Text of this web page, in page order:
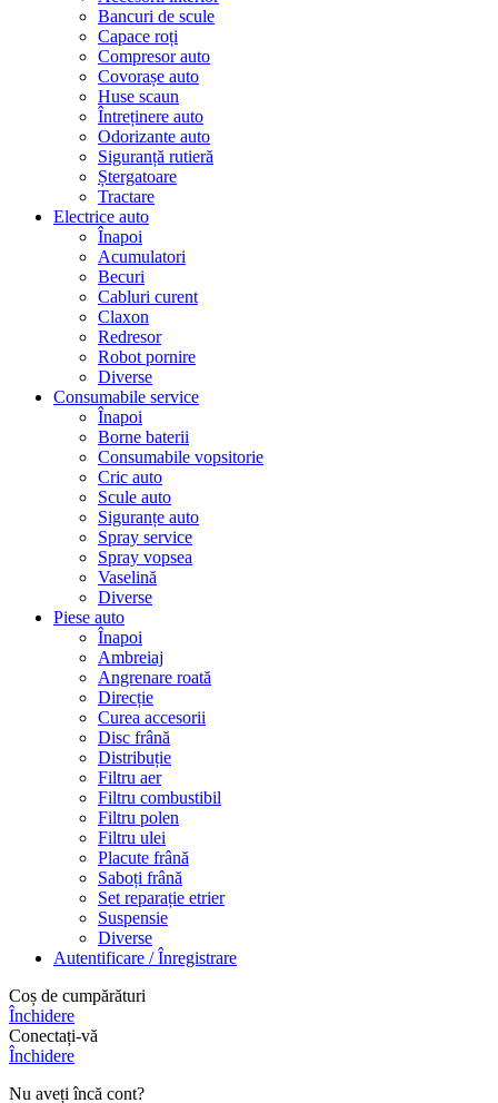
Bancuri de scule
Capace roți
Compresor auto
Covorașe auto
Huse scaun
Întreținere auto
Odorizante auto
Siguranță rutieră
Ștergatoare
Tractare
Electrice auto
Înapoi
Acumulatori
Becuri
Cabluri curent
Claxon
Redresor
Robot pornire
Diverse
Consumabile service
Înapoi
Borne baterii
Consumabile vopsitorie
Cric auto
Scule auto
Siguranțe auto
Spray service
Spray vopsea
Vaselină
Diverse
Piese auto
Înapoi
Ambreiaj
Angrenare roată
Direcție
Curea accesorii
Disc frână
Distribuție
Filtru aer
Filtru combustibil
Filtru polen
Filtru ulei
Placute frână
Saboți frână
Set reparație etrier
Suspensie
Diverse
Autentificare / Înregistrare
Coș de cumpărături
Închidere
Conectați-vă
Închidere
Nu aveți încă cont?